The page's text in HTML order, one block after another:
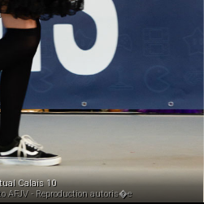
Calais 10
AFJV - Reproduction autoris�e